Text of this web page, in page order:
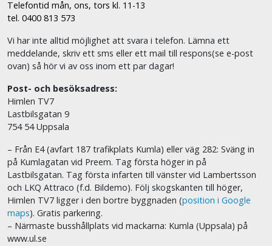
Telefontid mån, ons, tors kl. 11-13
tel. 0400 813 573
Vi har inte alltid möjlighet att svara i telefon. Lämna ett
meddelande, skriv ett sms eller ett mail till respons(se e-post
ovan) så hör vi av oss inom ett par dagar!
Post- och besöksadress:
Himlen TV7
Lastbilsgatan 9
754 54 Uppsala
– Från E4 (avfart 187 trafikplats Kumla) eller väg 282: Sväng in
på Kumlagatan vid Preem. Tag första höger in på
Lastbilsgatan. Tag första infarten till vänster vid Lambertsson
och LKQ Attraco (f.d. Bildemo). Följ skogskanten till höger,
Himlen TV7 ligger i den bortre byggnaden (position i Google
maps). Gratis parkering.
– Närmaste busshållplats vid mackarna: Kumla (Uppsala) på
www.ul.se